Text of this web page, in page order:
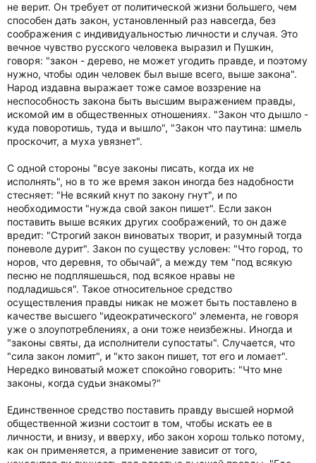
не верит. Он требует от политической жизни большего, чем
способен дать закон, установленный раз навсегда, без
соображения с индивидуальностью личности и случая. Это
вечное чувство русского человека выразил и Пушкин,
говоря: "закон - дерево, не может угодить правде, и поэтому
нужно, чтобы один человек был выше всего, выше закона".
Народ издавна выражает тоже самое воззрение на
неспособность закона быть высшим выражением правды,
искомой им в общественных отношениях. "Закон что дышло -
куда поворотишь, туда и вышло", "Закон что паутина: шмель
проскочит, а муха увязнет".
С одной стороны "всуе законы писать, когда их не
исполнять", но в то же время закон иногда без надобности
стесняет: "Не всякий кнут по закону гнут", и по
необходимости "нужда свой закон пишет". Если закон
поставить выше всяких других соображений, то он даже
вредит: "Строгий закон виноватых творит, и разумный тогда
поневоле дурит". Закон по существу условен: "Что город, то
норов, что деревня, то обычай", а между тем "под всякую
песню не подпляшешься, под всякое нравы не
подладишься". Такое относительное средство
осуществления правды никак не может быть поставлено в
качестве высшего "идеократического" элемента, не говоря
уже о злоупотреблениях, а они тоже неизбежны. Иногда и
"законы святы, да исполнители супостаты". Случается, что
"сила закон ломит", и "кто закон пишет, тот его и ломает".
Нередко виноватый может спокойно говорить: "Что мне
законы, когда судьи знакомы?"
Единственное средство поставить правду высшей нормой
общественной жизни состоит в том, чтобы искать ее в
личности, и внизу, и вверху, ибо закон хорош только потому,
как он применяется, а применение зависит от того,